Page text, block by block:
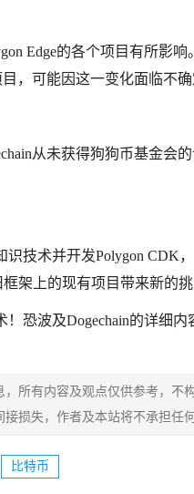
Edge的各个项目有所影
，可能因这一变化面临不
从未获得狗狗币基金
识技术并开发Polygon
架上的现有项目带来新的
！恐波及Dogechain的详细
，所有内容及观点仅供参考，不
损失，作者及本站将不承担任
比特币